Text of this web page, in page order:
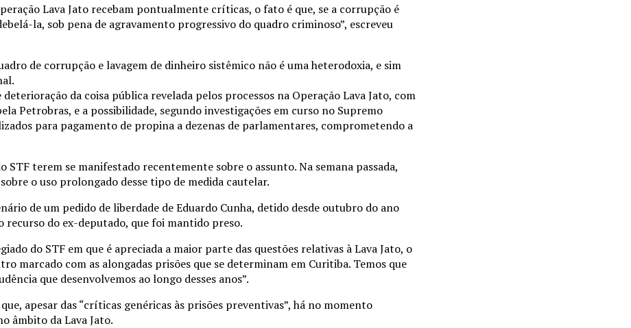
Lava Jato recebam pontualmente críticas, o fato é que, se a corrupção é
la, sob pena de agravamento progressivo do quadro criminoso”, escreveu
de corrupção e lavagem de dinheiro sistêmico não é uma heterodoxia, e sim
da coisa pública revelada pelos processos na Operação Lava Jato, com
Petrobras, e a possibilidade, segundo investigações em curso no Supremo
para pagamento de propina a dezenas de parlamentares, comprometendo a
terem se manifestado recentemente sobre o assunto. Na semana passada,
o uso prolongado desse tipo de medida cautelar.
de um pedido de liberdade de Eduardo Cunha, detido desde outubro do ano
recurso do ex-deputado, que foi mantido preso.
do STF em que é apreciada a maior parte das questões relativas à Lava Jato, o
marcado com as alongadas prisões que se determinam em Curitiba. Temos que
que desenvolvemos ao longo desses anos”.
apesar das “críticas genéricas às prisões preventivas”, há no momento
âmbito da Lava Jato.